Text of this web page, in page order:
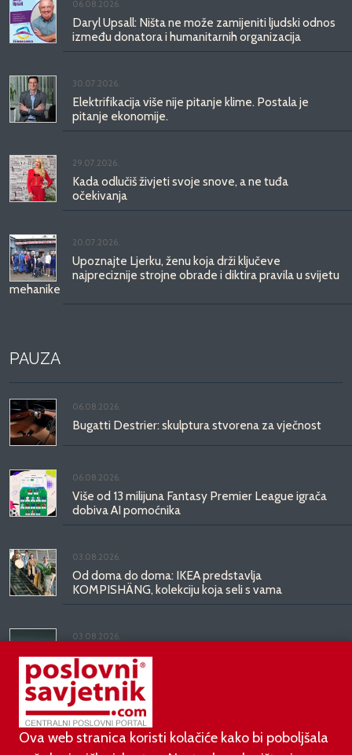
06.08.2026.
Daryl Upsall: Ništa ne može zamijeniti ljudski odnos
između donatora i humanitarnih organizacija
30.07.2026.
Elektrifikacija više nije pitanje klime. Postala je
pitanje ekonomije.
29.07.2026.
Kada odlučiš živjeti svoje snove, a ne tuđa
očekivanja
20.07.2026.
Upoznajte Ljerku, ženu koja drži ključeve
najpreciznije strojne obrade i diktira pravila u svijetu
mehanike
PAUZA
06.08.2026.
Bugatti Destrier: skulptura stvorena za vječnost
06.08.2026.
Više od 13 milijuna Fantasy Premier League igrača
dobiva AI pomoćnika
03.08.2026.
Od doma do doma: IKEA predstavlja
KOMPISHÄNG, kolekciju koja seli s vama
03.08.2026.
Kineski BYD predstavio luksuznu limuzinu veću od
Mercedesove S-klase, obećava domet do 1.000
kilometara
Ova web stranica koristi kolačiće kako bi poboljšala